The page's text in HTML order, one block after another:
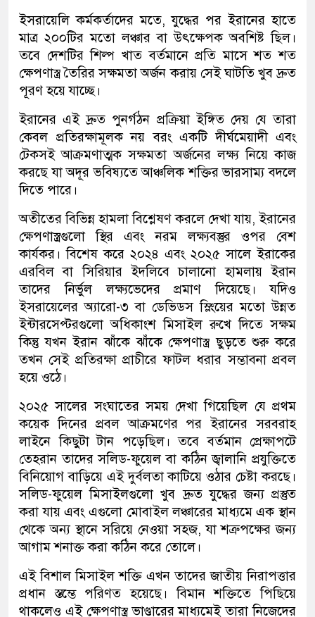
ইসরায়েলি কর্মকর্তাদের মতে, যুদ্ধের পর ইরানের হাতে
মাত্র ২০০টির মতো লঞ্চার বা উৎক্ষেপক অবশিষ্ট ছিল।
তবে দেশটির শিল্প খাত বর্তমানে প্রতি মাসে শত শত
ক্ষেপণাস্ত্র তৈরির সক্ষমতা অর্জন করায় সেই ঘাটতি খুব দ্রুত
পূরণ হয়ে যাচ্ছে।
ইরানের এই দ্রুত পুনর্গঠন প্রক্রিয়া ইঙ্গিত দেয় যে তারা
কেবল প্রতিরক্ষামূলক নয় বরং একটি দীর্ঘমেয়াদী এবং
টেকসই আক্রমণাত্মক সক্ষমতা অর্জনের লক্ষ্য নিয়ে কাজ
করছে যা অদূর ভবিষ্যতে আঞ্চলিক শক্তির ভারসাম্য বদলে
দিতে পারে।
অতীতের বিভিন্ন হামলা বিশ্লেষণ করলে দেখা যায়, ইরানের
ক্ষেপণাস্ত্রগুলো স্থির এবং নরম লক্ষ্যবস্তুর ওপর বেশ
কার্যকর। বিশেষ করে ২০২৪ এবং ২০২৫ সালে ইরাকের
এরবিল বা সিরিয়ার ইদলিবে চালানো হামলায় ইরান
তাদের নির্ভুল লক্ষ্যভেদের প্রমাণ দিয়েছে। যদিও
ইসরায়েলের অ্যারো-৩ বা ডেভিডস স্লিংয়ের মতো উন্নত
ইন্টারসেপ্টরগুলো অধিকাংশ মিসাইল রুখে দিতে সক্ষম
কিন্তু যখন ইরান ঝাঁকে ঝাঁকে ক্ষেপণাস্ত্র ছুড়তে শুরু করে
তখন সেই প্রতিরক্ষা প্রাচীরে ফাটল ধরার সম্ভাবনা প্রবল
হয়ে ওঠে।
২০২৫ সালের সংঘাতের সময় দেখা গিয়েছিল যে প্রথম
কয়েক দিনের প্রবল আক্রমণের পর ইরানের সরবরাহ
লাইনে কিছুটা টান পড়েছিল। তবে বর্তমান প্রেক্ষাপটে
তেহরান তাদের সলিড-ফুয়েল বা কঠিন জ্বালানি প্রযুক্তিতে
বিনিয়োগ বাড়িয়ে এই দুর্বলতা কাটিয়ে ওঠার চেষ্টা করছে।
সলিড-ফুয়েল মিসাইলগুলো খুব দ্রুত যুদ্ধের জন্য প্রস্তুত
করা যায় এবং এগুলো মোবাইল লঞ্চারের মাধ্যমে এক স্থান
থেকে অন্য স্থানে সরিয়ে নেওয়া সহজ, যা শত্রুপক্ষের জন্য
আগাম শনাক্ত করা কঠিন করে তোলে।
এই বিশাল মিসাইল শক্তি এখন তাদের জাতীয় নিরাপত্তার
প্রধান স্তম্ভে পরিণত হয়েছে। বিমান শক্তিতে পিছিয়ে
থাকলেও এই ক্ষেপণাস্ত্র ভাণ্ডারের মাধ্যমেই তারা নিজেদের